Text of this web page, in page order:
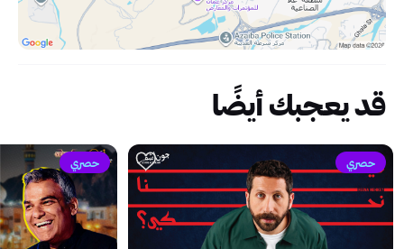
قد يعجبك أيضًا
حصري حصري